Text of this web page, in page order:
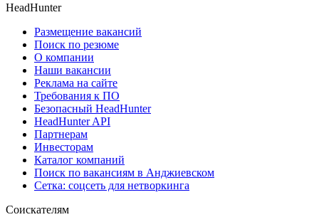
HeadHunter
Размещение вакансий
Поиск по резюме
О компании
Наши вакансии
Реклама на сайте
Требования к ПО
Безопасный HeadHunter
HeadHunter API
Партнерам
Инвесторам
Каталог компаний
Поиск по вакансиям в Анджиевском
Сетка: соцсеть для нетворкинга
Соискателям